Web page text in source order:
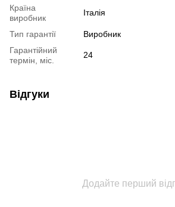
Країна
виробник
Італія
Тип гарантії
Виробник
Гарантійний
термін, міс.
24
Відгуки
Додайте перший